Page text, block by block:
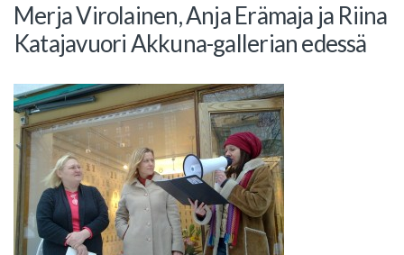
Merja Virolainen, Anja Erämaja ja Riina
Katajavuori Akkuna-gallerian edessä